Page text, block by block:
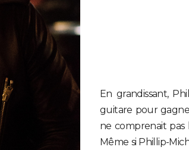
En grandissant,
guitare pour
ne comprenait pas
Même si Phillip-